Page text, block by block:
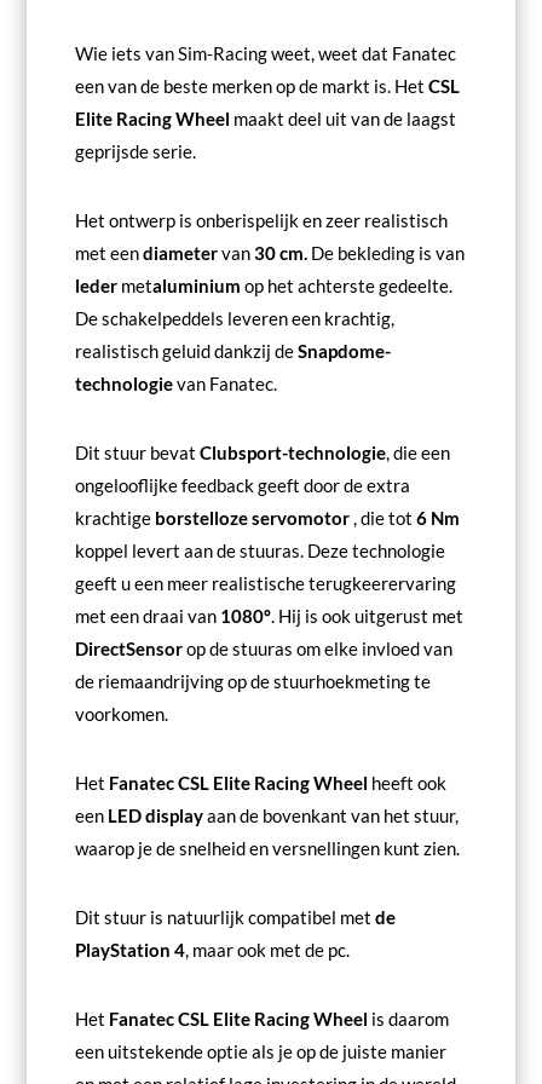
Wie iets van Sim-Racing weet, weet dat Fanatec
een van de beste merken op de markt is. HetCSL
Elite Racing Wheel maakt deel uit van de laagst
geprijsde serie.
Het ontwerp is onberispelijk en zeer realistisch
met eendiametervan30 cm. De bekleding is van
leder metaluminium op het achterste gedeelte.
De schakelpeddels leveren een krachtig,
realistisch geluid dankzij deSnapdome-
technologievan Fanatec.
Dit stuur bevatClubsport-technologie, die een
ongelooflijke feedback geeft door de extra
krachtige borstelloze servomotor, die tot6 Nm
koppel levert aan de stuuras. Deze technologie
geeft u een meer realistische terugkeerervaring
met een draai van 1080º. Hij is ook uitgerust met
DirectSensorop de stuuras om elke invloed van
de riemaandrijving op de stuurhoekmeting te
voorkomen.
Het Fanatec CSL Elite Racing Wheel heeft ook
een LED displayaan de bovenkant van het stuur,
waarop je de snelheid en versnellingen kunt zien.
Dit stuur is natuurlijk compatibel metde
PlayStation 4, maar ook met de pc.
Het Fanatec CSL Elite Racing Wheel is daarom
een uitstekende optie als je op de juiste manier